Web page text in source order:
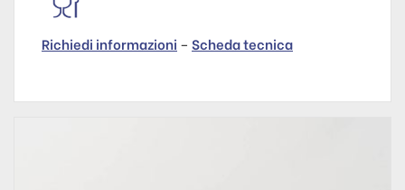
Richiedi informazioni – Scheda tecnica